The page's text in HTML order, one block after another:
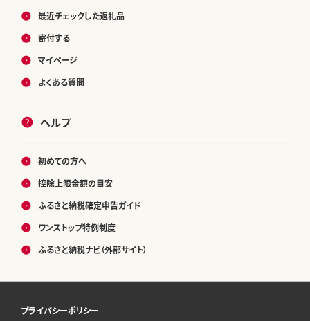
最近チェックした返礼品
寄付する
マイページ
よくある質問
ヘルプ
初めての方へ
控除上限金額の目安
ふるさと納税確定申告ガイド
ワンストップ特例制度
ふるさと納税ナビ（外部サイト）
プライバシーポリシー